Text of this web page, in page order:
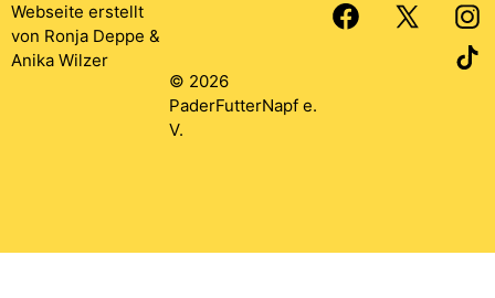
Webseite erstellt
von Ronja Deppe &
Anika Wilzer
© 2026
PaderFutterNapf e.
V.